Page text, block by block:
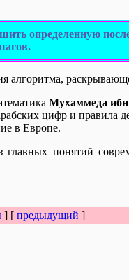
определенную
алгоритма,
Мухаммеда
цифр и правила
в Европе.
понятий
] [ предыдущий ]